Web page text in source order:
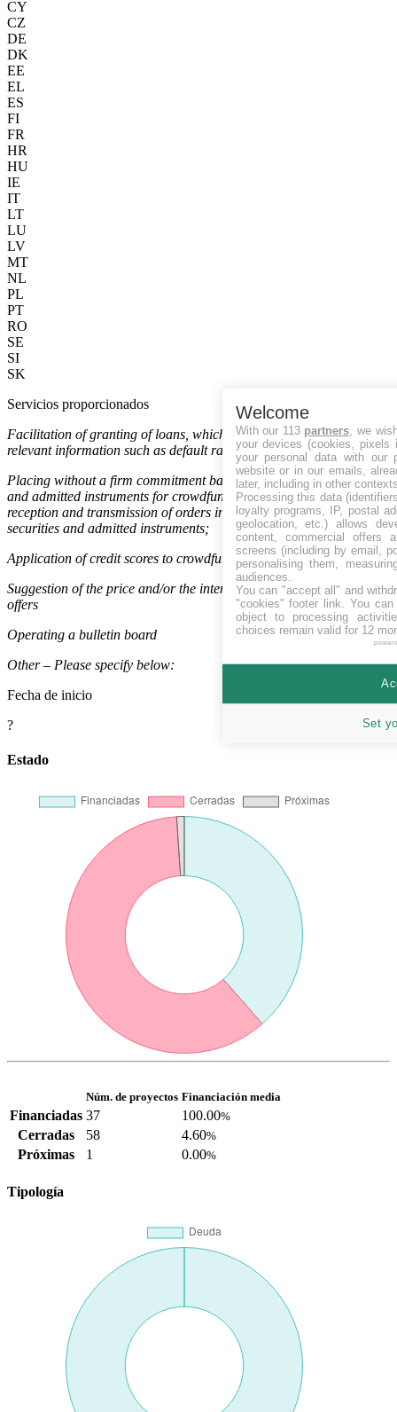
CY
CZ
DE
DK
EE
EL
ES
FI
FR
HR
HU
IE
IT
LT
LU
LV
MT
NL
PL
PT
RO
SE
SI
SK
Servicios proporcionados
Facilitation of granting of loans, which includes the provision of
relevant information such as default rates of loans
Placing without a firm commitment basis of transferable securities
and admitted instruments for crowdfunding purposes and the
reception and transmission of orders in relation to those transferable
securities and admitted instruments;
Application of credit scores to crowdfunding projects
Suggestion of the price and/or the interest rate of crowdfunding
offers
Operating a bulletin board
Other – Please specify below:
Fecha de inicio
?
Estado
Núm. de proyectos Financiación media
Financiadas 37 100.00%
Cerradas 58 4.60%
Próximas 1 0.00%
Tipología
Welcome
With our 113 partners , we
your devices (cookies, pixels
your personal data with our
website or in our emails,
later, including in other
Processing this data
loyalty programs, IP, postal
geolocation, etc.) allows
content, commercial offers
screens (including by email,
personalising them,
audiences.
You can "accept all" and
"cookies" footer link . You
object to processing
choices remain valid for 12
Set